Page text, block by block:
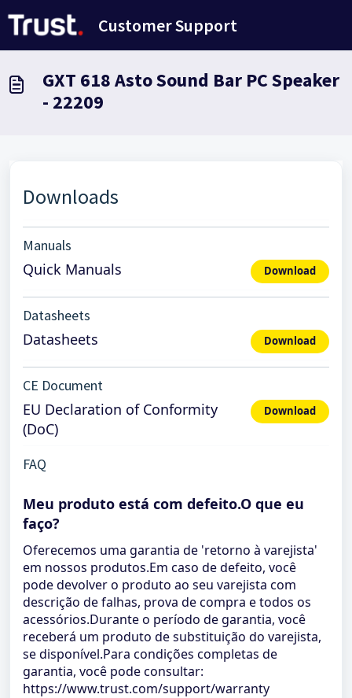
Customer Support
GXT 618 Asto Sound Bar PC Speaker
- 22209
Downloads
Manuals
Quick Manuals Download
Datasheets
Datasheets Download
CE Document
EU Declaration of Conformity
(DoC)
Download
FAQ
Meu produto está com defeito.O que eu
faço?
Oferecemos uma garantia de 'retorno à varejista'
em nossos produtos.Em caso de defeito, você
pode devolver o produto ao seu varejista com
descrição de falhas, prova de compra e todos os
acessórios.Durante o período de garantia, você
receberá um produto de substituição do varejista,
se disponível.Para condições completas de
garantia, você pode consultar:
https://www.trust.com/support/warranty